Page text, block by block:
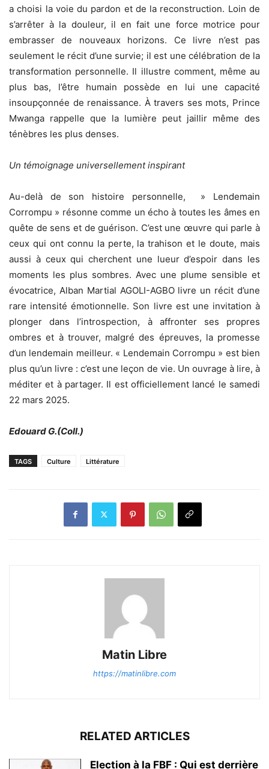
a choisi la voie du pardon et de la reconstruction. Loin de
s’arrêter à la douleur, il en fait une force motrice pour
embrasser de nouveaux horizons. Ce livre n’est pas
seulement le récit d’une survie; il est une célébration de la
transformation personnelle. Il illustre comment, même au
plus bas, l’être humain possède en lui une capacité
insoupçonnée de renaissance. À travers ses mots, Prince
Mwanga rappelle que la lumière peut jaillir même des
ténèbres les plus denses.
Un témoignage universellement inspirant
Au-delà de son histoire personnelle, » Lendemain
Corrompu » résonne comme un écho à toutes les âmes en
quête de sens et de guérison. C’est une œuvre qui parle à
ceux qui ont connu la perte, la trahison et le doute, mais
aussi à ceux qui cherchent une lueur d’espoir dans les
moments les plus sombres. Avec une plume sensible et
évocatrice, Alban Martial AGOLI-AGBO livre un récit d’une
rare intensité émotionnelle. Son livre est une invitation à
plonger dans l’introspection, à affronter ses propres
ombres et à trouver, malgré des épreuves, la promesse
d’un lendemain meilleur. « Lendemain Corrompu » est bien
plus qu’un livre : c’est une leçon de vie. Un ouvrage à lire, à
méditer et à partager. Il est officiellement lancé le samedi
22 mars 2025.
Edouard G.(Coll.)
TAGS Culture Littérature
Matin Libre
https://matinlibre.com
RELATED ARTICLES
Election à la FBF : Qui est derrière